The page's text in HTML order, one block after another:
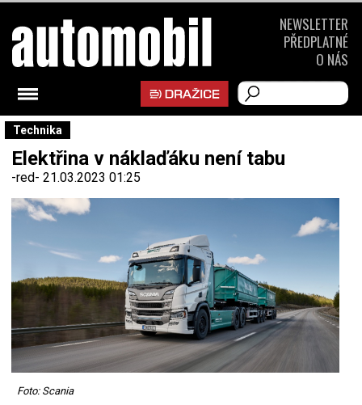
Technika
Elektřina v náklaďáku není tabu
-red- 21.03.2023 01:25
Foto: Scania
NEWSLETTER
PŘEDPLATNÉ
O NÁS